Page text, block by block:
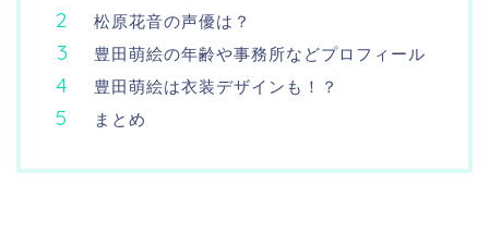
松原花音の声優は？
豊田萌絵の年齢や事務所などプロフィール
豊田萌絵は衣装デザインも！？
まとめ